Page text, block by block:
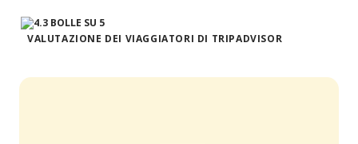
VALUTAZIONE DEI VIAGGIATORI DI TRIPADVISOR